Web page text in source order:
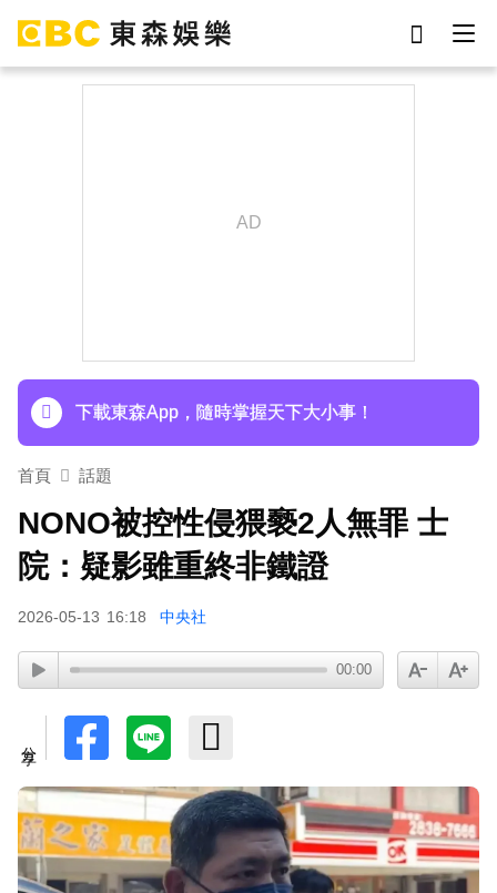
下載東森App，隨時掌握天下大小事！
首頁 話題
NONO被控性侵猥褻2人無罪 士
院：疑影雖重終非鐵證
2026-05-13 16:18 中央社
00:00